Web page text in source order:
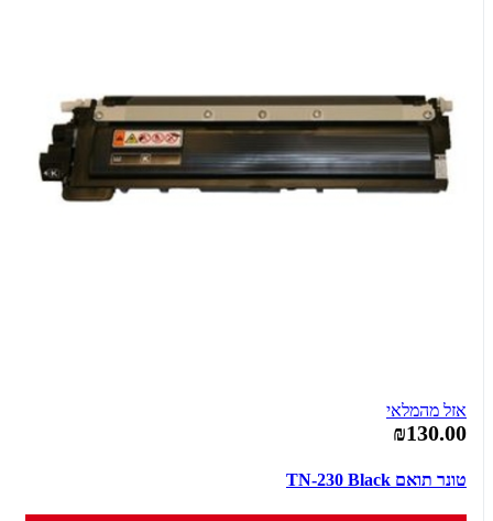
אזל מהמלאי
₪130.00
טונר תואם TN-230 Black